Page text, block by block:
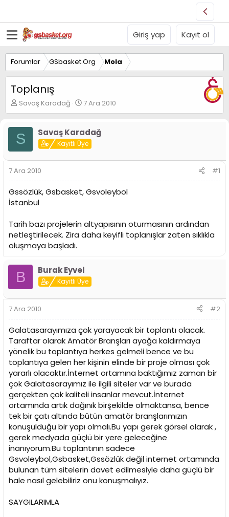
Giriş yap Kayıt ol
Forumlar GSbasket.Org Mola
Toplanış
K
o
u
y
B
a
ş
a
t
n
Savaş Karadağ
B
a
l
a
n
g
a
h
i
7 Ara 2010
S Savaş Karadağ
Kayıtlı Üye
7 Ara 2010 #1
Gssözlük, Gsbasket, Gsvoleybol
İstanbul
Tarih bazı projelerin altyapısının oturmasının ardından
netleştirilecek. Zira daha keyifli toplanışlar zaten sıklıkla
oluşmaya başladı.
B Burak Eyvel
Kayıtlı Üye
7 Ara 2010 #2
Galatasarayımıza çok yarayacak bir toplantı olacak.
Taraftar olarak Amatör Branşları ayağa kaldırmaya
yönelik bu toplantıya herkes gelmeli bence ve bu
toplantıya gelen her kişinin elinde bir proje olması çok
yararlı olacaktır.İnternet ortamına baktığımız zaman bir
çok Galatasarayımız ile ilgili siteler var ve burada
gerçekten çok kaliteli insanlar mevcut.İnternet
ortamında artık dağınık birşekilde olmaktansa, bence
tek bir çatı altında bütün amatör branşlarımızın
konuşulduğu bir yapı olmalı.Bu yapı gerek görsel olarak ,
gerek medyada güçlü bir yere geleceğine
inanıyorum.Bu toplantının sadece
Gsvoleybol,Gsbasket,Gssözlük değil internet ortamında
bulunan tüm sitelerin davet edilmesiyle daha güçlü bir
hale nasıl gelebiliriz onu konuşmalıyız.
SAYGILARIMLA